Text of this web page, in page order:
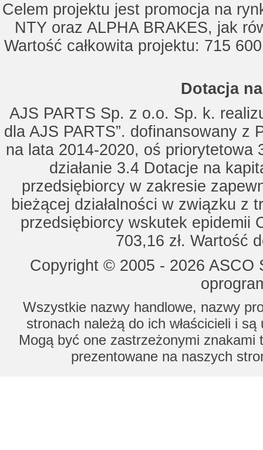
Celem projektu jest promocja na
NTY oraz ALPHA BRAKES, jak
Wartość całkowita projektu: 715
Dotacja
AJS PARTS Sp. z o.o. Sp. k.
dla AJS PARTS”. dofinansowany z
na lata 2014-2020, oś priorytetowa
działanie 3.4 Dotacje na
przedsiębiorcy w zakresie
bieżącej działalności w związku z
przedsiębiorcy wskutek epidemii
703,16 zł. Wartość
Copyright © 2005 - 2026
Wszystkie nazwy handlowe, nazwy
stronach należą do ich właścicieli i
Mogą być one zastrzeżonymi znakami
prezentowane na naszych